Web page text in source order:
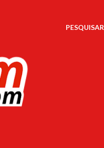
PESQUISAR